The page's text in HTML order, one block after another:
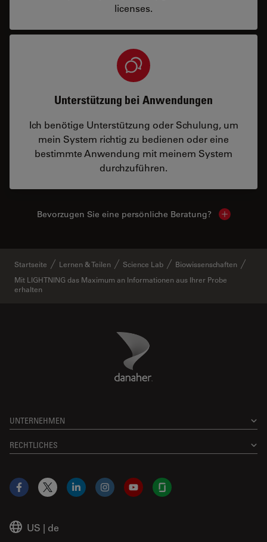
licenses.
Unterstützung bei Anwendungen
Ich benötige Unterstützung oder Schulung, um
mein System richtig zu bedienen oder eine
bestimmte Anwendung mit meinem System
durchzuführen.
Bevorzugen Sie eine persönliche Beratung? Show
Startseite Lernen & Teilen Science Lab
Biowissenschaften
Mit LIGHTNING das Maximum an Informationen aus Ihrer Probe
erhalten
Danaher Logo
UNTERNEHMEN
RECHTLICHES
US | de
Facebook
X LinkedInInstagramYouTubeGlassdoor